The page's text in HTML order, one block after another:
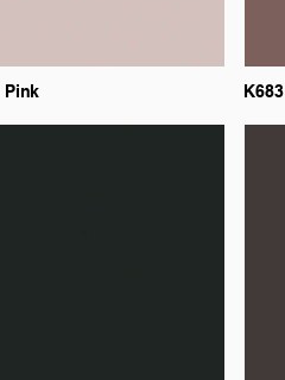
Pink K683